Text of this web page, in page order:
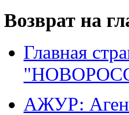
Возврат на
Главная
АЖУР: